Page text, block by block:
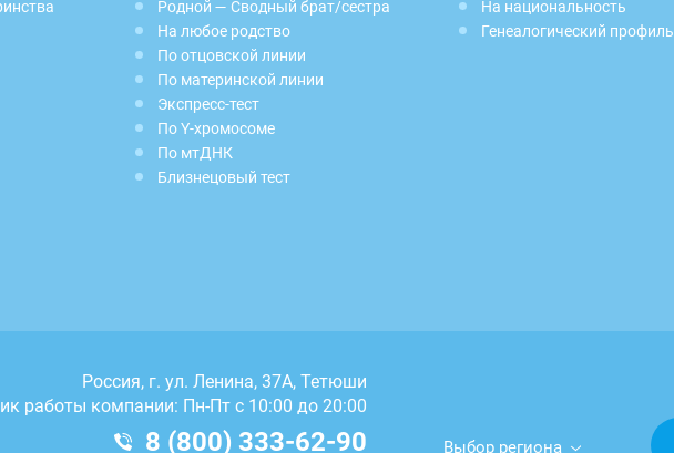
Родной — Сводный брат/сестра
На любое родство
По отцовской линии
По материнской линии
Экспресс-тест
По Y-хромосоме
По мтДНК
Близнецовый тест
На национальность
Генеалогический профиль
Россия, г.ул. Ленина, 37А, Тетюши
работы компании: Пн-Пт с 10:00 до 20:00
8 (800) 333-62-90 Выбор региона